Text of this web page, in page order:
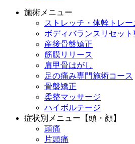
施術メニュー
ストレッチ・体幹トレ
ボディバランスリセット
産後骨盤矯正
筋膜リリース
肩甲骨はがし
足の痛み専門施術コース
骨盤矯正
柔整マッサージ
ハイボルテージ
症状別メニュー【頭・顔】
頭痛
片頭痛